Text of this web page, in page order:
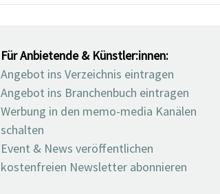
Für Anbietende & Künstler:innen:
Angebot ins Verzeichnis eintragen
Angebot ins Branchenbuch eintragen
Werbung in den memo-media Kanälen
schalten
Event & News veröffentlichen
kostenfreien Newsletter abonnieren